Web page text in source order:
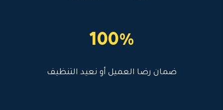
100%
ضمان رضا العميل أو نعيد التنظيف